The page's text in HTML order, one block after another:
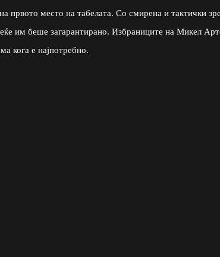
првото место на табелата. Со смирена и тактички
им беше загарантирано. Избраниците на Микел
кога е најпотребно.